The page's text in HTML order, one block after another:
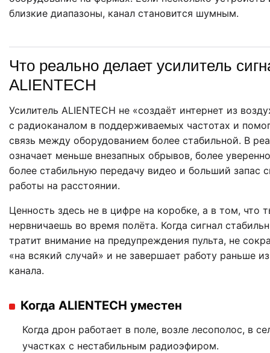
близкие диапазоны, канал становится шумным.
Что реально делает усилитель
ALIENTECH
Усилитель ALIENTECH не «создаёт интернет из
с радиоканалом в поддерживаемых частотах и
связь между оборудованием более стабильной. В
означает меньше внезапных обрывов, более
более стабильную передачу видео и больший запас
работы на расстоянии.
Ценность здесь не в цифре на коробке, а в том, что
нервничаешь во время полёта. Когда сигнал
тратит внимание на предупреждения пульта, не
«на всякий случай» и не завершает работу раньше
канала.
Когда ALIENTECH уместен
Когда дрон работает в поле, возле лесополос, в
участках с нестабильным радиоэфиром.